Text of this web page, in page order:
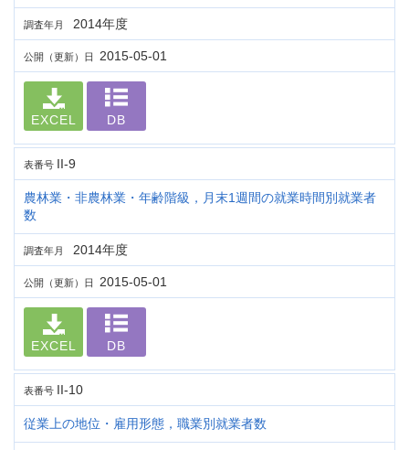
調査年月 2014年度
公開（更新）日 2015-05-01
EXCEL DB
表番号 II-9
農林業・非農林業・年齢階級，月末1週間の就業時間別就業者
数
調査年月 2014年度
公開（更新）日 2015-05-01
EXCEL DB
表番号 II-10
従業上の地位・雇用形態，職業別就業者数